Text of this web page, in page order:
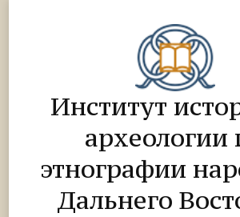
Институт
археологии
этнографии
Дальнего